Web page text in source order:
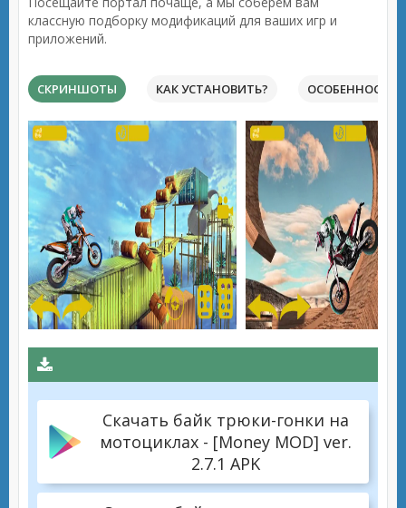
классную подборку модификаций для ваших игр и
приложений.
СКРИНШОТЫ КАК УСТАНОВИТЬ? ОСОБЕННОСТИ
Скачать байк трюки-гонки на
мотоциклах - [Money MOD] ver.
2.7.1 APK